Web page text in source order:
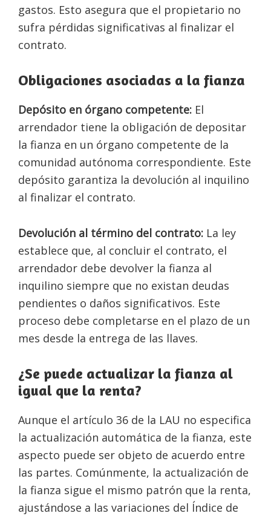
gastos. Esto asegura que el propietario no
sufra pérdidas significativas al finalizar el
contrato.
Obligaciones asociadas a la fianza
Depósito en órgano competente: El
arrendador tiene la obligación de depositar
la fianza en un órgano competente de la
comunidad autónoma correspondiente. Este
depósito garantiza la devolución al inquilino
al finalizar el contrato.
Devolución al término del contrato: La ley
establece que, al concluir el contrato, el
arrendador debe devolver la fianza al
inquilino siempre que no existan deudas
pendientes o daños significativos. Este
proceso debe completarse en el plazo de un
mes desde la entrega de las llaves.
¿Se puede actualizar la fianza al
igual que la renta?
Aunque el artículo 36 de la LAU no especifica
la actualización automática de la fianza, este
aspecto puede ser objeto de acuerdo entre
las partes. Comúnmente, la actualización de
la fianza sigue el mismo patrón que la renta,
ajustándose a las variaciones del Índice de